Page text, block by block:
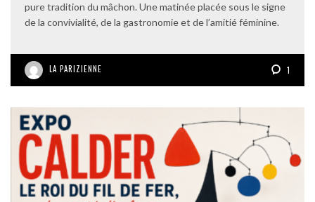
pure tradition du mâchon. Une matinée placée sous le signe
de la convivialité, de la gastronomie et de l’amitié féminine.
LA PARIZIENNE 1